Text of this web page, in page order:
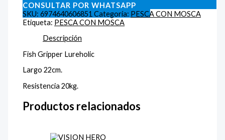
CONSULTAR POR WHATSAPP
SKU:6974640606851 Categoría: PESCA CON MOSCA
Etiqueta: PESCA CON MOSCA
Descripción
Fish Gripper Lureholic
Largo 22cm.
Resistencia 20kg.
Productos relacionados